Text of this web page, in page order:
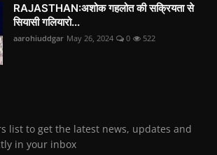
RAJASTHAN:अशोक गहलोत की सक्रियता से
सियासी गलियारो...
aarohiuddgar May 26, 2024 0 522
list to get the latest news, updates and
in your inbox